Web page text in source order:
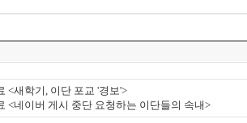
<새학기, 이단 포교 '경보'>
<네이버 게시 중단 요청하는 이단들의 속내>